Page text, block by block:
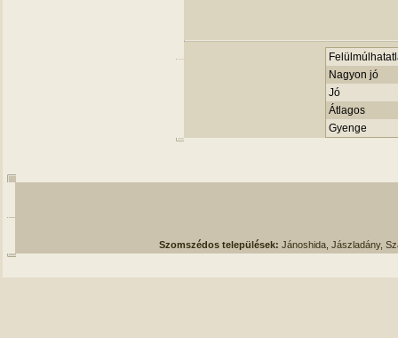
Nagyon jó
Jó
Átlagos
Gyenge
Szomszédos települések: Jánoshida, Jászladány,